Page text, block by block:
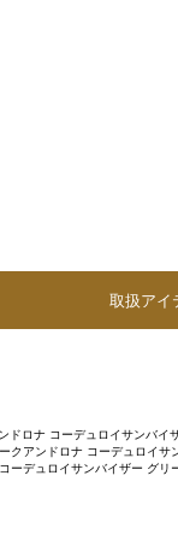
取扱アイ
ドロナ コーデュロイサンバイ
クアンドロナ コーデュロイサ
ーデュロイサンバイザー グリ